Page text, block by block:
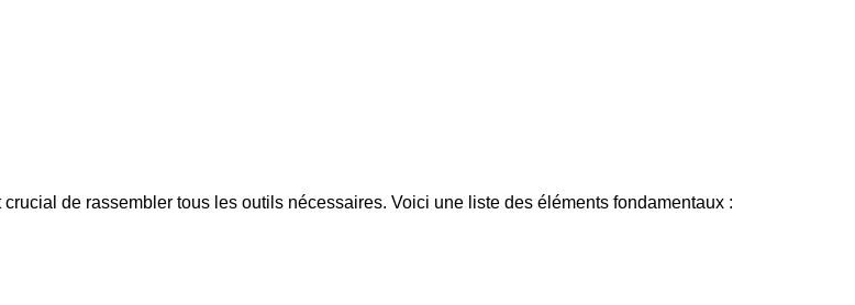
de rassembler tous les outils nécessaires. Voici une liste des éléments fondamentaux :